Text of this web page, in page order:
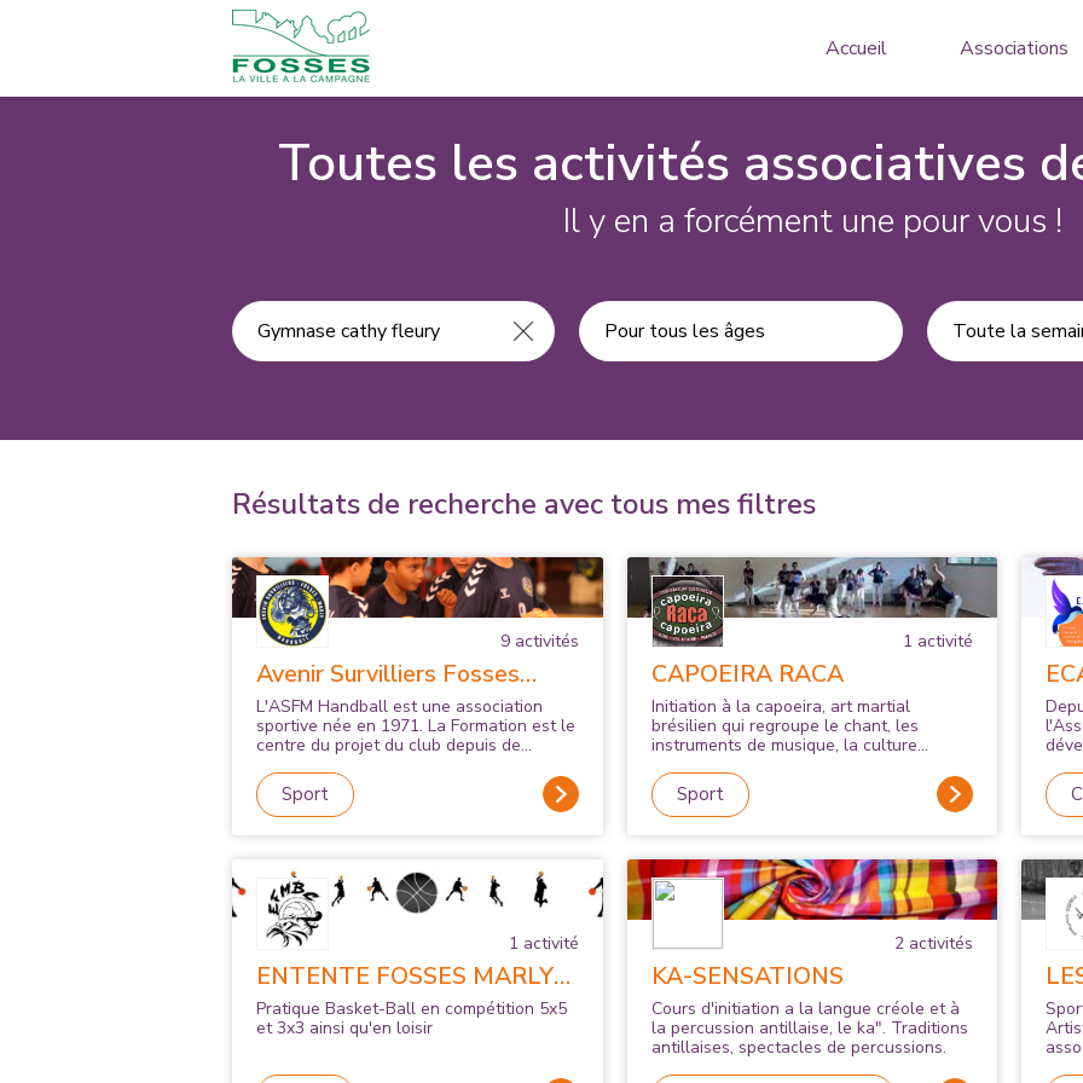
Accueil Associations
Toutes les activités associatives
Il y en a forcément une pour vous !
Pour tous les âges Toute la
Résultats de recherche avec tous mes filtres
9activités
Avenir Survilliers Fosses
Marly Handball
L'ASFM Handball est une association
sportive née en 1971. La Formation est le
centre du projet du club depuis de
par le Ffhb.
Sport
1 activité
CAPOEIRA RACA
Initiation à la capoeira, art martial
brésilien qui regroupe le chant, les
instruments de musique, la culture
Sport
ses
afin
leur
à
1 activité
ENTENTE FOSSES MARLY
BASKET CLUB
Pratique Basket-Ball en compétition 5x5
et 3x3 ainsi qu'en loisir
2 activités
KA-SENSATIONS
Cours d'initiation a la langue créole et à
la percussion antillaise, le ka". Traditions
antillaises, spectacles de percussions.